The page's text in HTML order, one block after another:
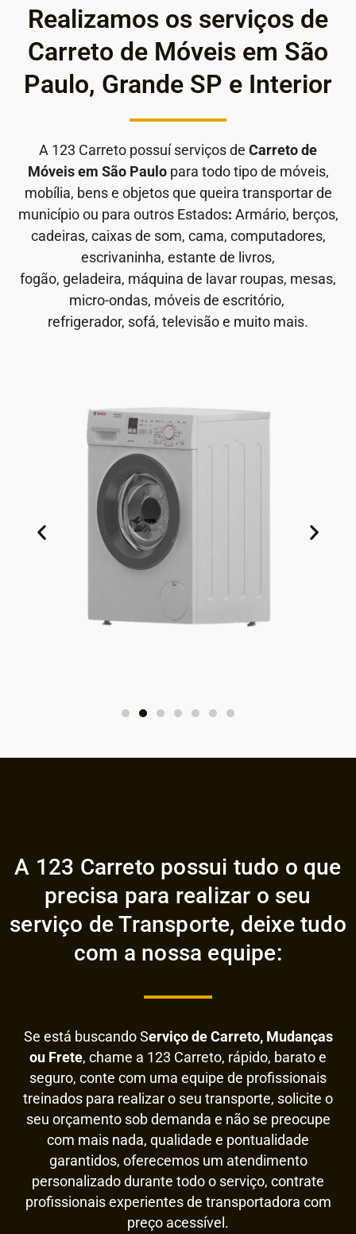
Realizamos os serviços de
Carreto de Móveis em São
Paulo, Grande SP e Interior
A 123 Carreto possuí serviços de Carreto de
Móveis em São Paulopara todo tipo de móveis,
mobília, bens e objetos que queira transportar de
município ou para outros Estados: Armário, berços,
cadeiras, caixas de som, cama, computadores,
escrivaninha, estante de livros,
fogão, geladeira, máquina de lavar roupas, mesas,
micro-ondas, móveis de escritório,
refrigerador, sofá, televisão e muito mais.
A 123 Carreto possui tudo o que
precisa para realizar o seu
serviço de Transporte, deixe tudo
com a nossa equipe:
Se está buscando Serviço de Carreto, Mudanças
ou Frete, chame a 123 Carreto, rápido, barato e
seguro, conte com uma equipe de profissionais
treinados para realizar o seu transporte, solicite o
seu orçamento sob demanda e não se preocupe
com mais nada, qualidade e pontualidade
garantidos, oferecemos um atendimento
personalizado durante todo o serviço, contrate
profissionais experientes de transportadora com
preço acessível.